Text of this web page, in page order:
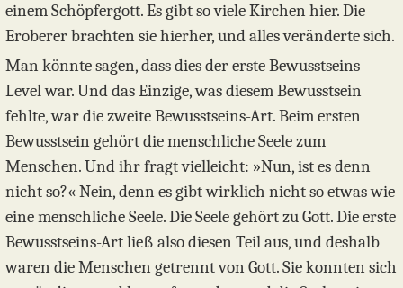
einem Schöpfergott. Es gibt so viele Kirchen hier. Die
Eroberer brachten sie hierher, und alles veränderte sich.
Man könnte sagen, dass dies der erste Bewusstseins-
Level war. Und das Einzige, was diesem Bewusstsein
fehlte, war die zweite Bewusstseins-Art. Beim ersten
Bewusstsein gehört die menschliche Seele zum
Menschen. Und ihr fragt vielleicht: »Nun, ist es denn
nicht so?« Nein, denn es gibt wirklich nicht so etwas wie
eine menschliche Seele. Die Seele gehört zu Gott. Die erste
Bewusstseins-Art ließ also diesen Teil aus, und deshalb
waren die Menschen getrennt von Gott. Sie konnten sich